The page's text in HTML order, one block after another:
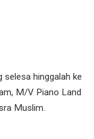
selesa hinggalah ke
M/V Piano Land
Muslim.